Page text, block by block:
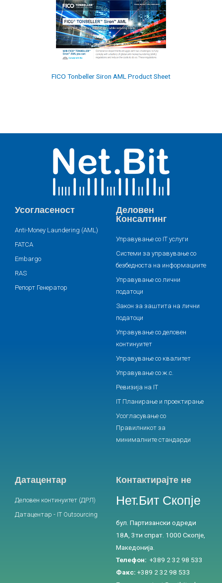
FICO Tonbeller Siron AML Product Sheet
Усогласеност
Anti-Money Laundering (AML)
FATCA
Embargo
RAS
Репорт Генератор
Деловен
Консалтинг
Управување со IT услуги
Системи за управување со
безбедноста на информациите
Управување со лични
податоци
Закон за заштита на лични
податоци
Управување со деловен
континуитет
Управување со квалитет
Управување со ж.с.
Ревизија на IT
IT Планирање и проектирање
Усогласување со
Правилникот за
минималните стандарди
Датацентар
Деловен континуитет (ДРЛ)
Датацентар - IT Outsourcing
Контактирајте не
Нет.Бит Скопје
бул. Партизански одреди
18А, 3ти спрат. 1000 Скопје,
Македонија.
Телефон: +389 2 32 98 533
Факс: +389 2 32 98 533